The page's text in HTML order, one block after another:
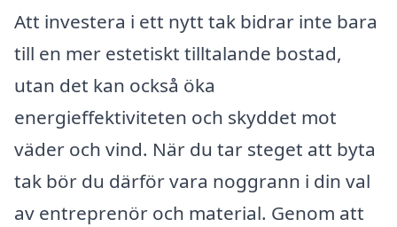
Att investera i ett nytt tak bidrar inte bara
till en mer estetiskt tilltalande bostad,
utan det kan också öka
energieffektiviteten och skyddet mot
väder och vind. När du tar steget att byta
tak bör du därför vara noggrann i din val
av entreprenör och material. Genom att